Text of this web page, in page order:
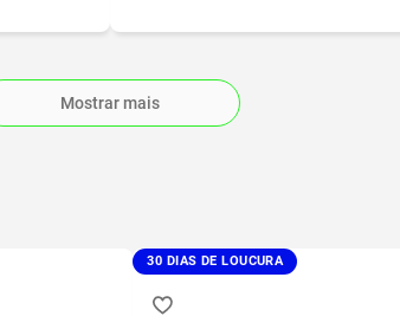
Mostrar mais
30 DIAS DE LOUCURA